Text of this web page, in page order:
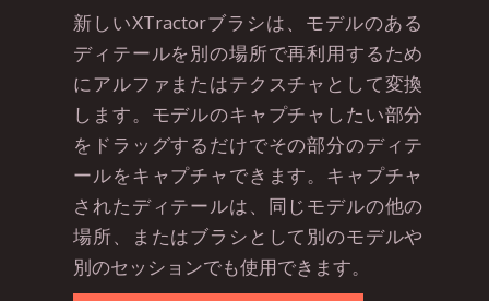
新しいXTractorブラシは、モデルのある
ディテールを別の場所で再利用するため
にアルファまたはテクスチャとして変換
します。モデルのキャプチャしたい部分
をドラッグするだけでその部分のディテ
ールをキャプチャできます。キャプチャ
されたディテールは、同じモデルの他の
場所、またはブラシとして別のモデルや
別のセッションでも使用できます。